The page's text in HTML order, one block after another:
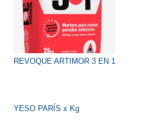
REVOQUE ARTIMOR 3 EN 1
YESO PARÍS x Kg